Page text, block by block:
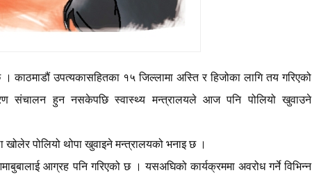
।काठमाडौं उपत्यकासहितका १५ जिल्लामा अस्ति र हिजोका लागि तय गरिएको
संचालन हुन नसकेपछि स्वास्थ्य मन्त्रालयले आज पनि पोलियो खुवाउने
खोलेर पोलियो थोपा खुवाइने मन्त्रालयको भनाइ छ ।
आग्रह पनि गरिएको छ । यसअघिको कार्यक्रममा अवरोध गर्ने विभिन्न